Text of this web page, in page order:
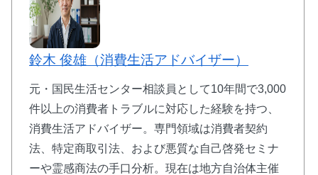
鈴木 俊雄（消費生活アドバイザー）
元・国民生活センター相談員として10年間で3,000
件以上の消費者トラブルに対応した経験を持つ、
消費生活アドバイザー。専門領域は消費者契約
法、特定商取引法、および悪質な自己啓発セミナ
ーや霊感商法の手口分析。現在は地方自治体主催